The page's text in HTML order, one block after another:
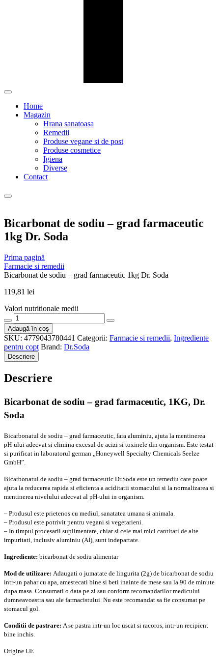
Home
Magazin
Hrana sanatoasa
Remedii
Produse vegane si de post
Produse cosmetice
Igiena
Diverse
Contact
Bicarbonat de sodiu – grad farmaceutic
1kg Dr. Soda
Prima pagină
Farmacie si remedii
Bicarbonat de sodiu – grad farmaceutic 1kg Dr. Soda
119,81 lei
Valori nutritionale medii
Cantitate
Bicarbonat
de
sodiu
-
grad
1kg
Soda
Adaugă în coș
SKU: 4779043780441 Categorii: Farmacie si remedii, Ingrediente
pentru copt Brand: Dr.Soda
Descriere
Descriere
Bicarbonat de sodiu – grad farmaceutic, 1KG, Dr.
Soda
Bicarbonatul de sodiu – grad farmaceutic, fara aluminiu, ajuta la mentinerea
pH-ului adecvat si elimina excesul de acizi si toxinele din organism. Este testat
si purificat in laboratorul german „Honeywell Specialty Chemicals Seelze
GmbH”.
Bicarbonatul de sodiu – grad farmaceutic Dr.Soda este un remediu care poate
ajuta la reducerea rapida si eficienta a aciditatii stomacului si la normalizarea si
mentinerea nivelului adecvat al pH-ului in organism.
– Produsul este prietenos cu mediul, sanatatea umana si animala.
– Produsul este potrivit pentru vegani si vegetarieni.
– In timpul procesarii suplimentare, chiar si cele mai mici cantitati de alte
impuritati, inclusiv aluminiu (AI), sunt indepartate.
Ingrediente: bicarbonat de sodiu alimentar
Mod de utilizare: Adaugati o jumatate de lingurita (2g) de bicarbonat de sodiu
intr-un pahar cu apa, amestecati bine si beti inainte de mese sau la 90 de minute
dupa masa. Consumati o data pe zi sau conform recomandarilor medicului
dumneavoastra sau ale farmacistului. Nu este recomandat sa fie consumat pe
stomacul gol.
Conditii de pastrare: A se pastra intr-un loc uscat si racoros, intr-un recipient
bine inchis.
Origine UE